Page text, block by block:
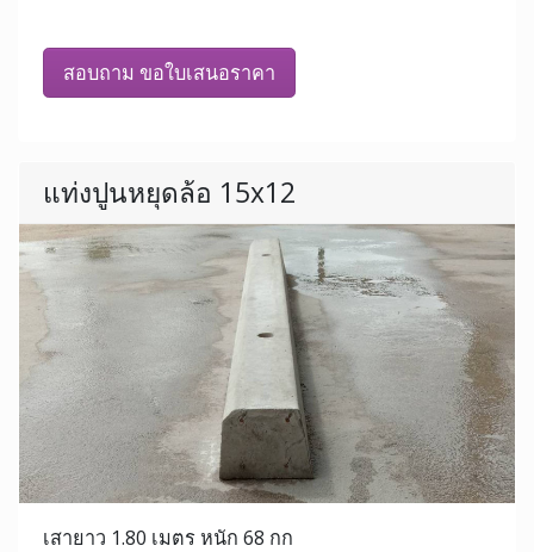
สอบถาม ขอใบเสนอราคา
แท่งปูนหยุดล้อ 15x12
เสายาว 1.80 เมตร หนัก 68 กก